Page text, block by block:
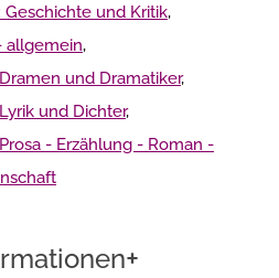
Geschichte und Kritik,
allgemein,
und Dramatiker,
und Dichter,
- Erzählung - Roman -
+